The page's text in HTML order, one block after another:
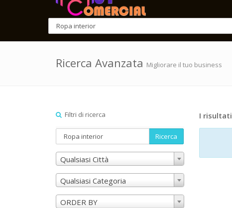
Ricerca Avanzata Migliorare il tuo business
Filtri di ricerca
Ricerca
Qualsiasi Città
Qualsiasi Categoria
ORDER BY
I risultati